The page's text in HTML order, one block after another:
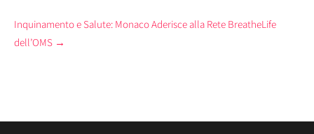
Inquinamento e Salute: Monaco Aderisce alla Rete BreatheLife
dell’OMS →